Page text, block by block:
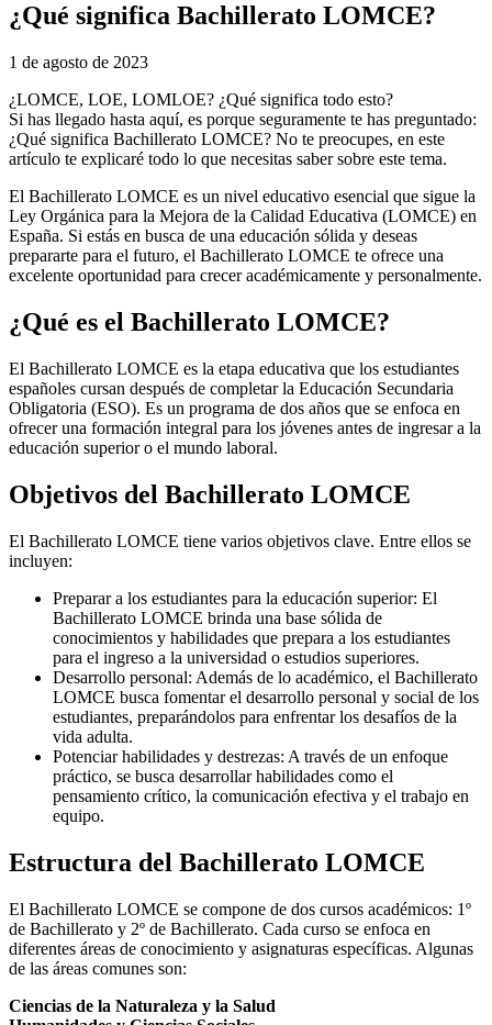
¿Qué significa Bachillerato LOMCE?
1 de agosto de 2023
¿LOMCE, LOE, LOMLOE? ¿Qué significa todo esto?
Si has llegado hasta aquí, es porque seguramente te has preguntado:
¿Qué significa Bachillerato LOMCE? No te preocupes, en este
artículo te explicaré todo lo que necesitas saber sobre este tema.
El Bachillerato LOMCE es un nivel educativo esencial que sigue la
Ley Orgánica para la Mejora de la Calidad Educativa (LOMCE) en
España. Si estás en busca de una educación sólida y deseas
prepararte para el futuro, el Bachillerato LOMCE te ofrece una
excelente oportunidad para crecer académicamente y personalmente.
¿Qué es el Bachillerato LOMCE?
El Bachillerato LOMCE es la etapa educativa que los estudiantes
españoles cursan después de completar la Educación Secundaria
Obligatoria (ESO). Es un programa de dos años que se enfoca en
ofrecer una formación integral para los jóvenes antes de ingresar a la
educación superior o el mundo laboral.
Objetivos del Bachillerato LOMCE
El Bachillerato LOMCE tiene varios objetivos clave. Entre ellos se
incluyen:
Preparar a los estudiantes para la educación superior: El
Bachillerato LOMCE brinda una base sólida de
conocimientos y habilidades que prepara a los estudiantes
para el ingreso a la universidad o estudios superiores.
Desarrollo personal: Además de lo académico, el Bachillerato
LOMCE busca fomentar el desarrollo personal y social de los
estudiantes, preparándolos para enfrentar los desafíos de la
vida adulta.
Potenciar habilidades y destrezas: A través de un enfoque
práctico, se busca desarrollar habilidades como el
pensamiento crítico, la comunicación efectiva y el trabajo en
equipo.
Estructura del Bachillerato LOMCE
El Bachillerato LOMCE se compone de dos cursos académicos: 1º
de Bachillerato y 2º de Bachillerato. Cada curso se enfoca en
diferentes áreas de conocimiento y asignaturas específicas. Algunas
de las áreas comunes son:
Ciencias de la Naturaleza y la Salud